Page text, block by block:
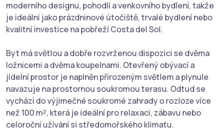
moderního designu, pohodlí a venkovního bydlení, takže
je ideální jako prázdninové útočiště, trvalé bydlení nebo
kvalitní investice na pobřeží Costa del Sol.
Byt má světlou a dobře rozvrženou dispozici se dvěma
ložnicemi a dvěma koupelnami. Otevřený obývací a
jídelní prostor je naplněn přirozeným světlem a plynule
navazuje na prostornou soukromou terasu. Odtud se
vychází do výjimečné soukromé zahrady o rozloze více
než 100 m², která je ideální pro relaxaci, zábavu nebo
celoroční užívání si středomořského klimatu.